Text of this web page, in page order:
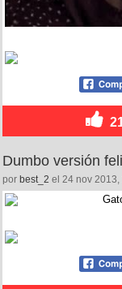
Dumbo versión
por best_2 el 24 nov 2013,